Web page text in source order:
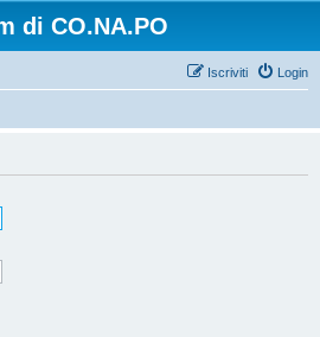
di CO.NA.PO
Login
Iscriviti